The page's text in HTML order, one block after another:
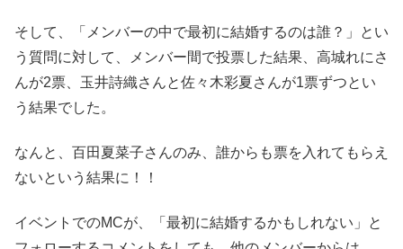
そして、「メンバーの中で最初に結婚するのは誰？」とい
う質問に対して、メンバー間で投票した結果、高城れにさ
んが2票、玉井詩織さんと佐々木彩夏さんが1票ずつとい
う結果でした。
なんと、百田夏菜子さんのみ、誰からも票を入れてもらえ
ないという結果に！！
イベントでのMCが、「最初に結婚するかもしれない」と